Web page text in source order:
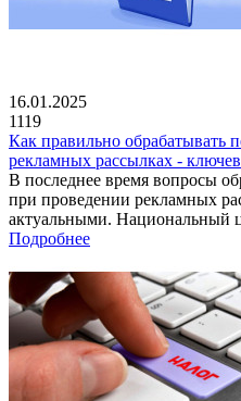
16.01.2025
1119
Как правильно обрабатывать
рекламных рассылках -
В последнее время вопросы
при проведении рекламных
актуальными. Национальный
Подробнее